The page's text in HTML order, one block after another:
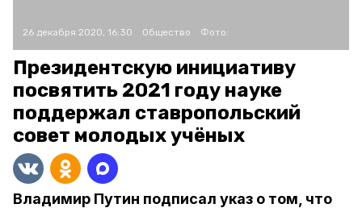
26 декабря 2020, 16:30 Общество Фото:
Президентскую инициативу
посвятить 2021 году науке
поддержал ставропольский
совет молодых учёных
Владимир Путин подписал указ о том, что